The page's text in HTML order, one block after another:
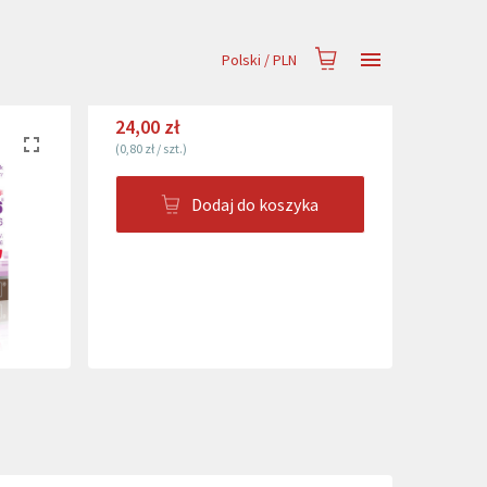
Polski /PLN
24,00 zł
(0,80 zł/ szt.)
Dodaj do koszyka